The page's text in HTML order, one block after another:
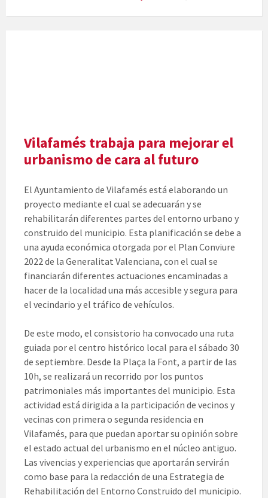
Vilafamés trabaja para mejorar el
urbanismo de cara al futuro
El Ayuntamiento de Vilafamés está elaborando un
proyecto mediante el cual se adecuarán y se
rehabilitarán diferentes partes del entorno urbano y
construido del municipio. Esta planificación se debe a
una ayuda económica otorgada por el Plan Conviure
2022 de la Generalitat Valenciana, con el cual se
financiarán diferentes actuaciones encaminadas a
hacer de la localidad una más accesible y segura para
el vecindario y el tráfico de vehículos.
De este modo, el consistorio ha convocado una ruta
guiada por el centro histórico local para el sábado 30
de septiembre. Desde la Plaça la Font, a partir de las
10h, se realizará un recorrido por los puntos
patrimoniales más importantes del municipio. Esta
actividad está dirigida a la participación de vecinos y
vecinas con primera o segunda residencia en
Vilafamés, para que puedan aportar su opinión sobre
el estado actual del urbanismo en el núcleo antiguo.
Las vivencias y experiencias que aportarán servirán
como base para la redacción de una Estrategia de
Rehabilitación del Entorno Construido del municipio.